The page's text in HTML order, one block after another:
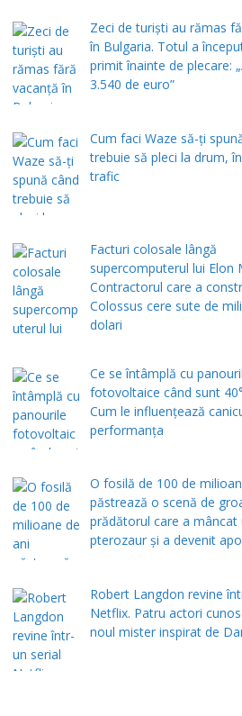
Zeci de turiști au rămas
în Bulgaria. Totul a
primit înainte de plecare:
3.540 de euro”
Cum faci Waze să-ți
trebuie să pleci la drum,
trafic
Facturi colosale lângă
supercomputerul lui Elon
Contractorul care a
Colossus cere sute de
dolari
Ce se întâmplă cu
fotovoltaice când sunt
Cum le influențează
performanța
O fosilă de 100 de
păstrează o scenă de
prădătorul care a mâncat
pterozaur și a devenit
Robert Langdon revine
Netflix. Patru actori
noul mister inspirat de